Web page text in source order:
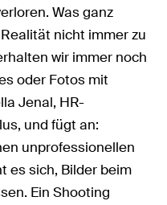
Was ganz
nicht immer zu
wir immer noch
oder Fotos mit
Jenal, HR-
und fügt an:
unprofessionellen
es sich, Bilder beim
Ein Shooting